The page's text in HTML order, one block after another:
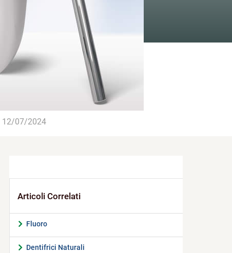
12/07/2024
Fluoro
Dentifrici Naturali